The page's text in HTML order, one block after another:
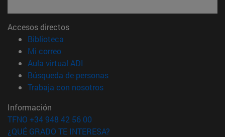
Accesos directos
Biblioteca
Mi correo(abre en nueva ventana)
Aula virtual ADI
Búsqueda de personas(abre en nueva ventana)
Trabaja con nosotros(abre en nueva ventana)
Información
TFNO +34 948 42 56 00
¿QUÉ GRADO TE INTERESA?